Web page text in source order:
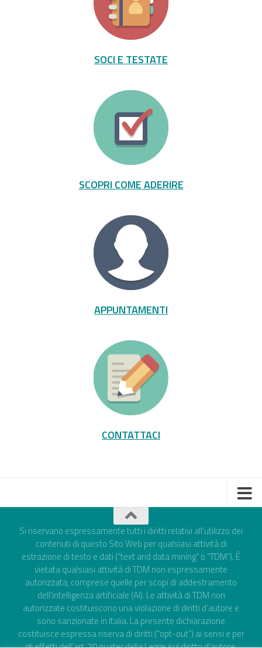
SOCI E TESTATE
SCOPRI COME ADERIRE
APPUNTAMENTI
CONTATTACI
Si riservano espressamente tutti i diritti relativi all’utilizzo dei
contenuti di questo Sito Web per qualsiasi attività di
estrazione di testo e dati (“text and data mining” o “TDM”). È
vietata qualsiasi attività di TDM non espressamente
autorizzata, comprese quelle per scopi di addestramento
dell’intelligenza artificiale (AI). Le attività di TDM non
autorizzate costituiscono una violazione di diritti d’autore e
sono sanzionate in Italia. La presente dichiarazione
costituisce espressa riserva di diritti (“opt-out”) ai sensi e per